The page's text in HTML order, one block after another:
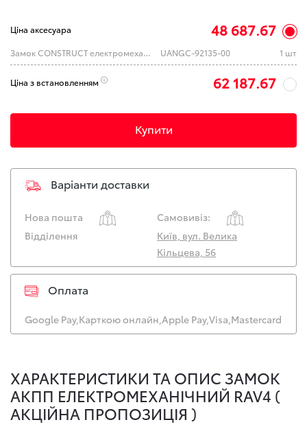
Ціна аксесуара 48 687.67
Замок CONSTRUCT електромеханічний GEAR-actual e-SAFETRONIC 92-135 TOYOTA Rav4 A 2KEY 2019--- UANGC-92135-00 1 шт
Ціна з встановленням 62 187.67
Купити
Варіанти доставки
Нова пошта
Самовивіз:
Відділення
Київ, вул. Велика
Кільцева, 56
Оплата
Google Pay,Карткою онлайн,Apple Pay,Visa,Mastercard
ХАРАКТЕРИСТИКИ ТА ОПИС ЗАМОК
АКПП ЕЛЕКТРОМЕХАНІЧНИЙ RAV4 (
АКЦІЙНА ПРОПОЗИЦІЯ )